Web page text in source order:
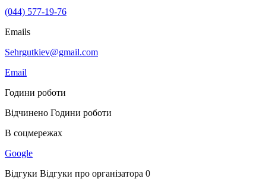
(044) 577-19-76
Emails
​Sehrgutkiev@gmail.com
Email
Години роботи
Відчинено Години роботи
В соцмережах
Google
Відгуки Відгуки про організатора 0